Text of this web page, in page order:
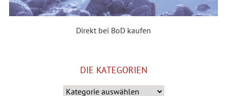
Direkt bei BoD kaufen
DIE KATEGORIEN